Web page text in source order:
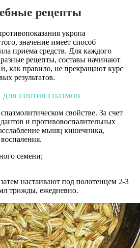
рецепты
укропа
значение имеет способ
приема средств. Для каждого
рецепты, составы начинают
как правило, не прекращают курс
результатов.
снятия спазмов
свойстве. За счет
и противовоспалительных
мышц кишечника,
семени;
настаивают под полотенцем 2-3
трижды, ежедневно.